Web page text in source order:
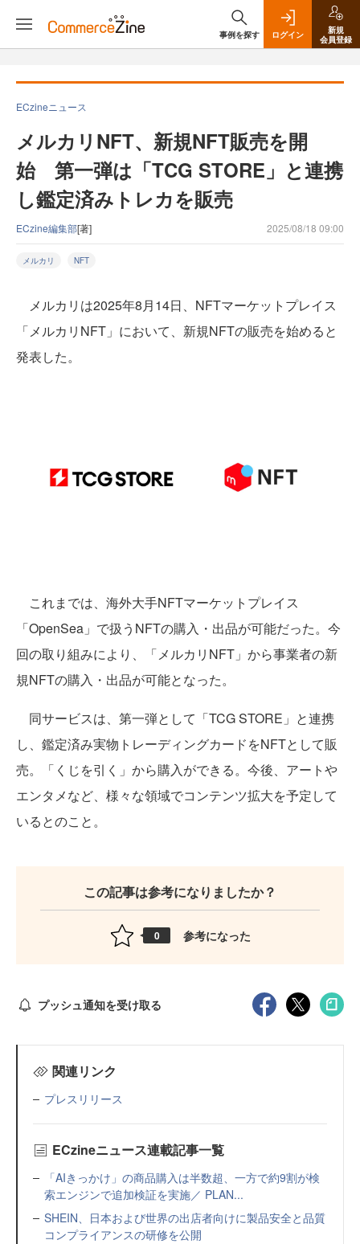
事例を探す ログイン
新規
会員登録
ECzineニュース
メルカリNFT、新規NFT販売を開
始 第一弾は「TCG STORE」と連携
し鑑定済みトレカを販売
ECzine編集部[著] 2025/08/18 09:00
メルカリ NFT
メルカリは2025年8月14日、NFTマーケットプレイス
「メルカリNFT」において、新規NFTの販売を始めると
発表した。
これまでは、海外大手NFTマーケットプレイス
「OpenSea」で扱うNFTの購入・出品が可能だった。今
回の取り組みにより、「メルカリNFT」から事業者の新
規NFTの購入・出品が可能となった。
同サービスは、第一弾として「TCG STORE」と連携
し、鑑定済み実物トレーディングカードをNFTとして販
売。「くじを引く」から購入ができる。今後、アートや
エンタメなど、様々な領域でコンテンツ拡大を予定して
いるとのこと。
この記事は参考になりましたか？
0 参考になった
プッシュ通知を受け取る
関連リンク
プレスリリース
ECzineニュース連載記事一覧
「AIきっかけ」の商品購入は半数超、一方で約9割が検
索エンジンで追加検証を実施／ PLAN...
SHEIN、日本および世界の出店者向けに製品安全と品質
コンプライアンスの研修を公開